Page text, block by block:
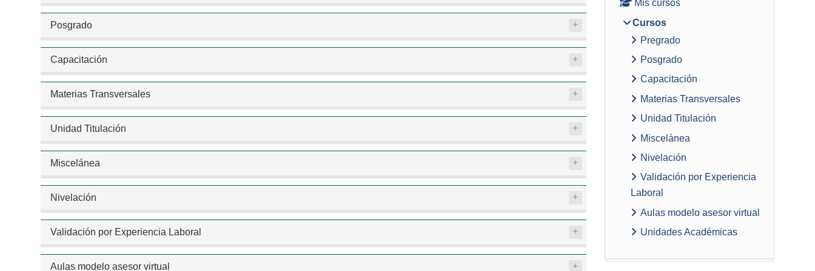
Posgrado
Capacitación
Materias Transversales
Unidad Titulación
Miscelánea
Nivelación
Validación por Experiencia Laboral
Aulas modelo asesor virtual
Mis cursos
Cursos
Pregrado
Posgrado
Capacitación
Materias Transversales
Unidad Titulación
Miscelánea
Nivelación
Validación por Experiencia
Laboral
Aulas modelo asesor virtual
Unidades Académicas